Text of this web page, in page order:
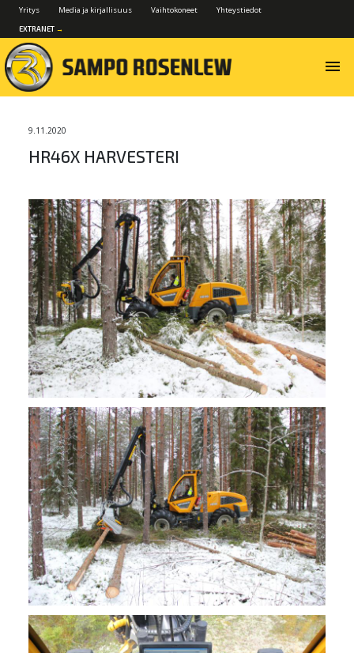
Yritys Media ja kirjallisuus Vaihtokoneet Yhteystiedot
EXTRANET →
menu
9.11.2020
HR46X HARVESTERI